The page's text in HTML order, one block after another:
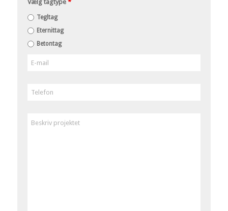
Vælg tagtype *
Tegltag
Eternittag
Betontag